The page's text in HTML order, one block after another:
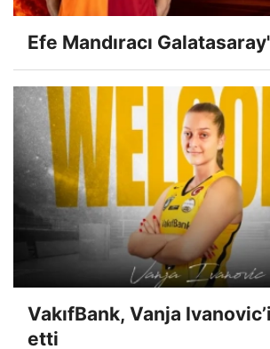
Efe Mandıracı
VakıfBank, Vanja
etti